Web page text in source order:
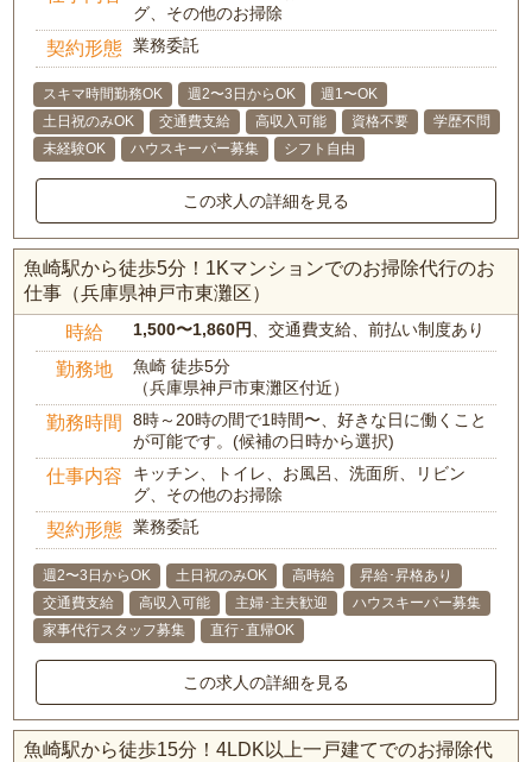
グ、その他のお掃除
契約形態 業務委託
スキマ時間勤務OK 週2〜3日からOK
週1〜OK
土日祝のみOK
交通費支給 高収入可能 資格不要
学歴不問
未経験OK
ハウスキーパー募集 シフト自由
この求人の詳細を見る
魚崎駅から徒歩5分！1Kマンションでのお掃除代行のお
仕事（兵庫県神戸市東灘区）
時給 1,500〜1,860円、交通費支給、前払い制度あり
勤務地
魚崎 徒歩5分
（兵庫県神戸市東灘区付近）
勤務時間
8時～20時の間で1時間〜、好きな日に働くこと
が可能です。(候補の日時から選択)
仕事内容
キッチン、トイレ、お風呂、洗面所、リビン
グ、その他のお掃除
契約形態 業務委託
週2〜3日からOK 土日祝のみOK 高時給
昇給･昇格あり
交通費支給
高収入可能 主婦･主夫歓迎
ハウスキーパー募集
家事代行スタッフ募集
直行･直帰OK
この求人の詳細を見る
魚崎駅から徒歩15分！4LDK以上一戸建てでのお掃除代